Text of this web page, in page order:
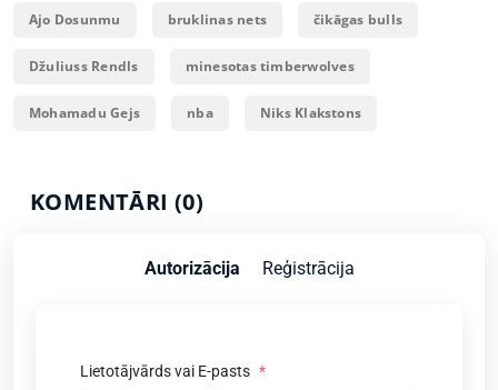
Ajo Dosunmu bruklinas nets čikāgas bulls
Džuliuss Rendls minesotas timberwolves
Mohamadu Gejs nba Niks Klakstons
KOMENTĀRI (0)
Autorizācija Reģistrācija
Lietotājvārds vai E-pasts *